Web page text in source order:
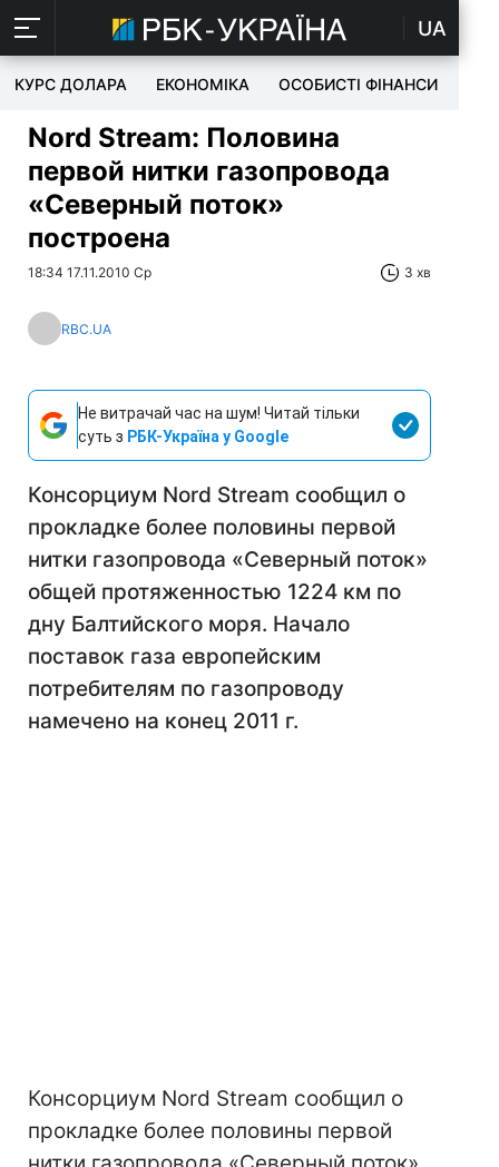
UA
КУРС ДОЛАРА ЕКОНОМІКА ОСОБИСТІ ФІНАНСИ
Nord Stream: Половина
первой нитки газопровода
«Северный поток»
построена
18:34 17.11.2010 Ср 3 хв
RBC.UA
Не витрачай час на шум! Читай тільки
суть з РБК-Україна у Google
Консорциум Nord Stream сообщил о
прокладке более половины первой
нитки газопровода «Северный поток»
общей протяженностью 1224 км по
дну Балтийского моря. Начало
поставок газа европейским
потребителям по газопроводу
намечено на конец 2011 г.
Консорциум Nord Stream сообщил о
прокладке более половины первой